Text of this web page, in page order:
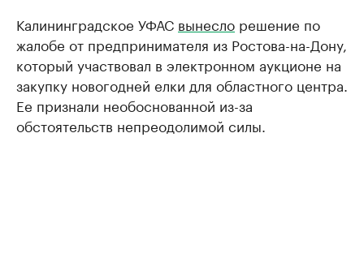
Калининградское УФАС вынесло решение по
жалобе от предпринимателя из Ростова-на-Дону,
который участвовал в электронном аукционе на
закупку новогодней елки для областного центра.
Ее признали необоснованной из-за
обстоятельств непреодолимой силы.